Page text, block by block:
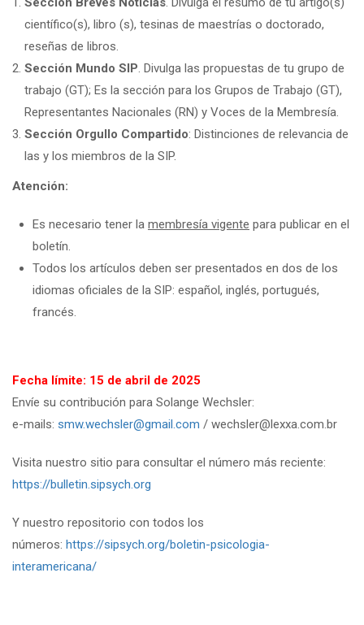
científico(s), libro (s), tesinas de maestrías o doctorado,
reseñas de libros.
Sección Mundo SIP. Divulga las propuestas de tu grupo de
trabajo (GT); Es la sección para los Grupos de Trabajo (GT),
Representantes Nacionales (RN) y Voces de la Membresía.
Sección Orgullo Compartido: Distinciones de relevancia de
las y los miembros de la SIP.
Atención:
Es necesario tener la membresía vigente para publicar en el
boletín.
Todos los artículos deben ser presentados en dos de los
idiomas oficiales de la SIP: español, inglés, portugués,
francés.
Fecha límite: 15 de abril de 2025
Envíe su contribución para Solange Wechsler:
e-mails: smw.wechsler@gmail.com / wechsler@lexxa.com.br
Visita nuestro sitio para consultar el número más reciente:
https://bulletin.sipsych.org
Y nuestro repositorio con todos los
números: https://sipsych.org/boletin-psicologia-
interamericana/